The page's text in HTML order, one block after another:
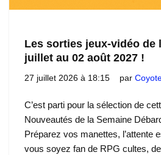
Les sorties jeux-vidéo de
juillet au 02 août 2027 !
27 juillet 2026 à 18:15 par
C’est parti pour la sélection de
Nouveautés de la Semaine
Préparez vos manettes, l’attente
vous soyez fan de RPG cultes,